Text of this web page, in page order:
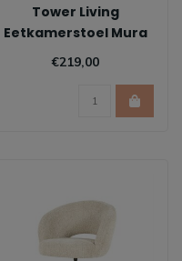
Tower Living
Eetkamerstoel Mura
€219,00